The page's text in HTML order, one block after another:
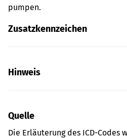
pumpen.
Zusatzkennzeichen
Hinweis
Quelle
Die Erläuterung des ICD-